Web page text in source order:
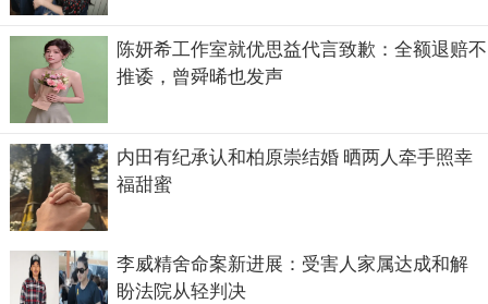
陈妍希工作室就优思益代言致歉：全额退赔不
推诿，曾舜晞也发声
内田有纪承认和柏原崇结婚 晒两人牵手照幸
福甜蜜
李威精舍命案新进展：受害人家属达成和解
盼法院从轻判决